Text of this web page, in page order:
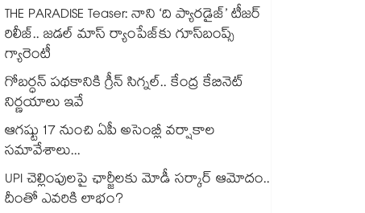
THE PARADISE Teaser: నాని ‘ది ప్యారడైజ్‌‌’ టీజర్
రిలీజ్.. జడల్ మాస్ ర్యాంపేజ్‌కు గూస్‌బంప్స్
గ్యారెంటీ
గోబర్ధన్ పథకానికి గ్రీన్ సిగ్నల్.. కేంద్ర కేబినెట్
నిర్ణయాలు ఇవే
ఆగష్టు 17 నుంచి ఏపీ అసెంబ్లీ వర్షాకాల
సమావేశాలు...
UPI చెల్లింపులపై ఛార్జీలకు మోడీ సర్కార్ ఆమోదం..
దీంతో ఎవరికి లాభం?